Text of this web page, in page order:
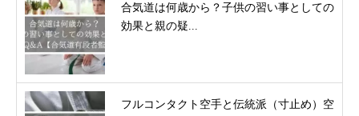
合気道は何歳から？子供の習い事としての
効果と親の疑...
フルコンタクト空手と伝統派（寸止め）空